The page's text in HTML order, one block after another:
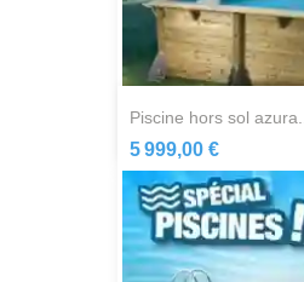
piscine hors sol azura...
5 999,00 €